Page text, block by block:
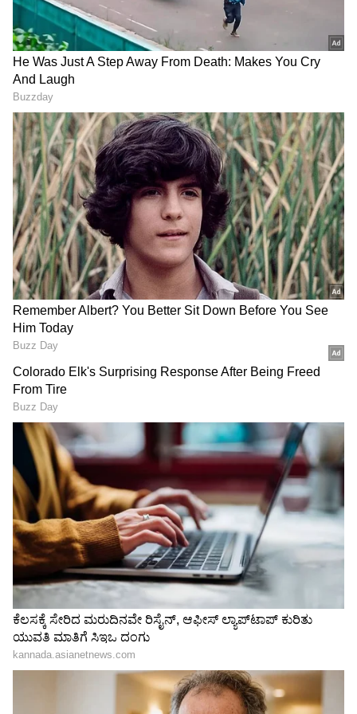
ಮಾಡದೆ, ಸಂಸತ್ತಿನಲ್ಲಿ ಫಟನೆಯ ಬಗ್ಗೆ ಹೇಳಿಕೆಯನ್ನು ನೀಡದೆ,
ಚರ್ಚೆಗೆ ಅವಕಾಶ ನೀಡದೆ, ವಿಪಕ್ಷದ 143 ಮಂದಿ ಸಂಸತ್
ಸದಸ್ಯರನ್ನು ಅಮಾನತು ಮಾಡುವ ಮೂಲಕ ಪ್ರಜಾಪ್ರಭುತ್ವಕ್ಕೆ
ಧಕ್ಕೆಉಂಟು ಮಾಡಿ ಐಡಿ, ಸಿಬಿಐಯನ್ನು ತಮ್ಮ
ಹಿಡಿತದಲ್ಲಿಟ್ಟುಕೊಂಡು ಮೋದಿ ಮತ್ತು ಅಮಿತ್ ಶಾ ನಿರಂಕುಶ
ಪ್ರಭುತ್ವದ ಹಾದಿ ಹಿಡಿದಿದ್ದಾರೆ ಎಂದು ಆರೋಪಿಸಿದರು.
ಇಂದು ದೇಶಾದ್ಯಂತ ಕಾಂಗ್ರೆಸ್ ನೇತೃತ್ವದಲ್ಲಿ ಪ್ರತಿಭಟನೆ
ನಡೆಯುತ್ತಿದೆ. ರಾಜ್ಯದ ಎಲ್ಲಾ ಜಿಲ್ಲಾ ಕೇಂದ್ರಗಳಲ್ಲೂ ಕಾಂಗ್ರೆಸ್
ಪ್ರತಿಭಟನೆ ನಡೆಸುತ್ತಿದ್ದು ಮುಂದಿನ ದಿನಗಳಲ್ಲಿ ನಿರಂತರವಾಗಿ
ನಡೆಯುತ್ತಿದೆ. ಸಂಸದ ಪ್ರತಾಪ್ ಸಿಂಹ ಅವರನ್ನು ಬಂಧಿಸಿ
ವಿಚಾರಣೆ ನಡೆಸಬೇಕು. ಇಲ್ಲದಿದ್ದರೆ ಉಗ್ರ ಪ್ರತಿಭಟನೆ
ನಡೆಸಬೇಕಾಗುತ್ತದೆ ಎಂದು ಎಚ್ಚರಿಸಿದರು.
ಖರ್ಗೆರನ್ನು ಸಿಎಂ ಮಾಡಲಿಲ್ಲ, ಇನ್ನು ಪಿಎಂ ಮಾಡ್ತಾರಾ?:
ಕೇಂದ್ರ ಸಚಿವ ನಾರಾಯಣಸ್ವಾಮಿ
kannada news live
) ಸಂಪೂರ್ಣ ಮಾಹಿತಿ ಒಂದೇ
ಕ್ಲಿಕ್‌ನಲ್ಲಿ ಲಭ್ಯ. ಏಷ್ಯಾನೆಟ್ ಸುವರ್ಣ ನ್ಯೂಸ್ ಅಧಿಕೃತ
ಆ್ಯಪ್ ಡೌನ್‌ಲೋಡ್ ಮಾಡಿ ಹಾಗು ಎಲ್ಲಾ ಅಪ್‌ಡೇಟ್
ಗಳನ್ನು ಪಡೆಯಿರಿ.
RECOMMENDED STORIES
Jharkhand Protest: ದೆಹಲಿ
ಪ್ರತಿಭಟನೆಗೆ ಕೇಂದ್ರದ ನಿರ್ಲಕ್ಷ್ಯ,
ಕಾಂಗ್ರೆಸ್ ಮೆಚ್ಚುಗೆ
Karnataka Congress: ನಾರಿ
ವ್ಯೂಹದ ಸುಳಿ, ಕ್ಯಾಬಿನೆಟ್​ನಲ್ಲಿ